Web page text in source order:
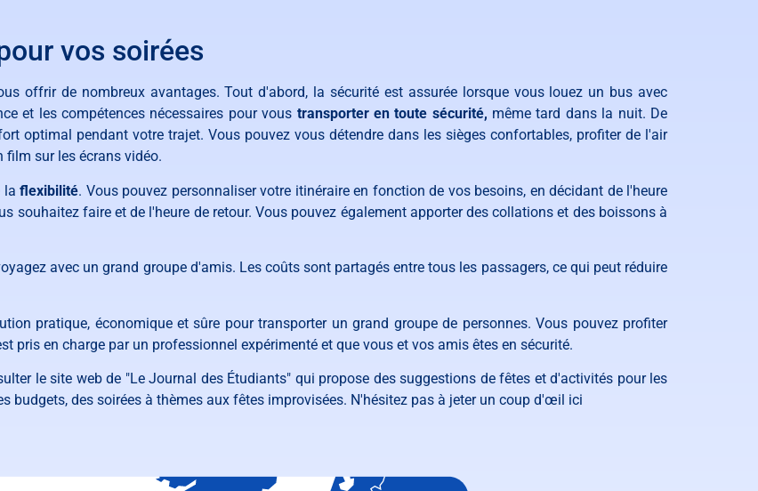
vos soirées
offrir de nombreux avantages. Tout d'abord, la sécurité est assurée lorsque vous louez un bus avec
et les compétences nécessaires pour vous transporter en toute sécurité, même tard dans la nuit. De
optimal pendant votre trajet. Vous pouvez vous détendre dans les sièges confortables, profiter de l'air
film sur les écrans vidéo.
laflexibilité. Vous pouvez personnaliser votre itinéraire en fonction de vos besoins, en décidant de l'heure
souhaitez faire et de l'heure de retour. Vous pouvez également apporter des collations et des boissons à
avec un grand groupe d'amis. Les coûts sont partagés entre tous les passagers, ce qui peut réduire
pratique, économique et sûre pour transporter un grand groupe de personnes. Vous pouvez profiter
pris en charge par un professionnel expérimenté et que vous et vos amis êtes en sécurité.
le site web de "Le Journal des Étudiants" qui propose des suggestions de fêtes et d'activités pour les
budgets, des soirées à thèmes aux fêtes improvisées. N'hésitez pas à jeter un coup d'œil ici